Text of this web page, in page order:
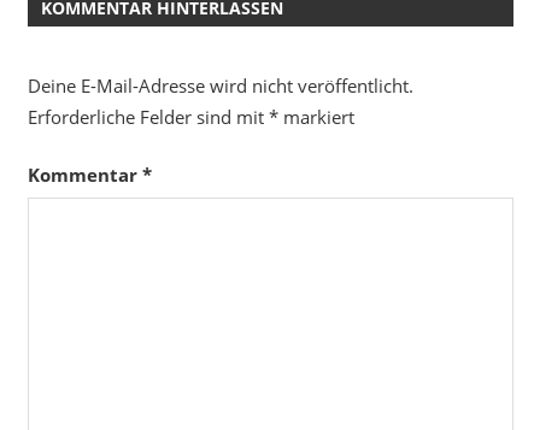
KOMMENTAR HINTERLASSEN
Deine E-Mail-Adresse wird nicht veröffentlicht.
Erforderliche Felder sind mit *markiert
Kommentar *